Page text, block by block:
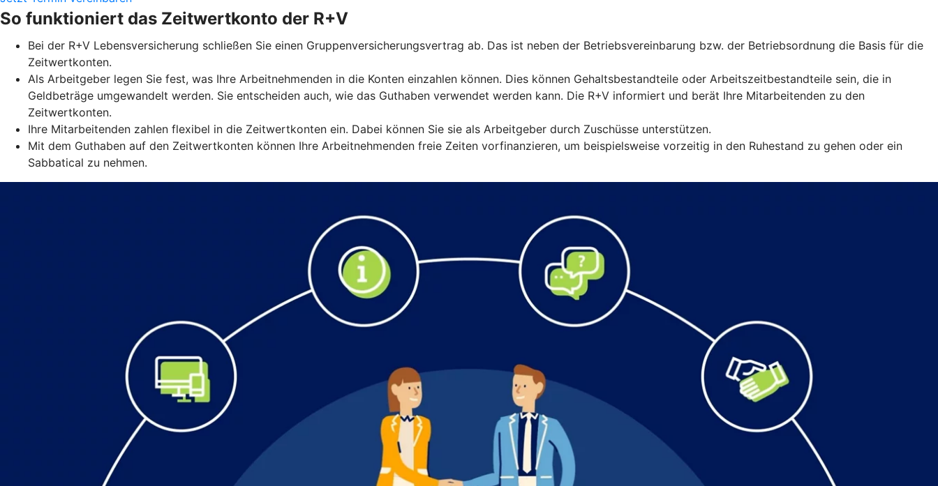
So funktioniert das Zeitwertkonto der R+V
Bei der R+V Lebensversicherung schließen Sie einen Gruppenversicherungsvertrag ab. Das ist neben der Betriebsvereinbarung bzw. der Betriebsordnung die Basis für die
Zeitwertkonten.
Als Arbeitgeber legen Sie fest, was Ihre Arbeitnehmenden in die Konten einzahlen können. Dies können Gehaltsbestandteile oder Arbeitszeitbestandteile sein, die in
Geldbeträge umgewandelt werden. Sie entscheiden auch, wie das Guthaben verwendet werden kann. Die R+V informiert und berät Ihre Mitarbeitenden zu den
Zeitwertkonten.
Ihre Mitarbeitenden zahlen flexibel in die Zeitwertkonten ein. Dabei können Sie sie als Arbeitgeber durch Zuschüsse unterstützen.
Mit dem Guthaben auf den Zeitwertkonten können Ihre Arbeitnehmenden freie Zeiten vorfinanzieren, um beispielsweise vorzeitig in den Ruhestand zu gehen oder ein
Sabbatical zu nehmen.